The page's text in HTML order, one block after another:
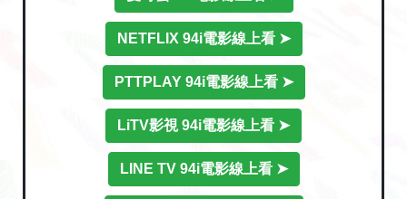
NETFLIX 94i電影線上看 ➤
PTTPLAY 94i電影線上看 ➤
LiTV影視 94i電影線上看 ➤
LINE TV 94i電影線上看 ➤